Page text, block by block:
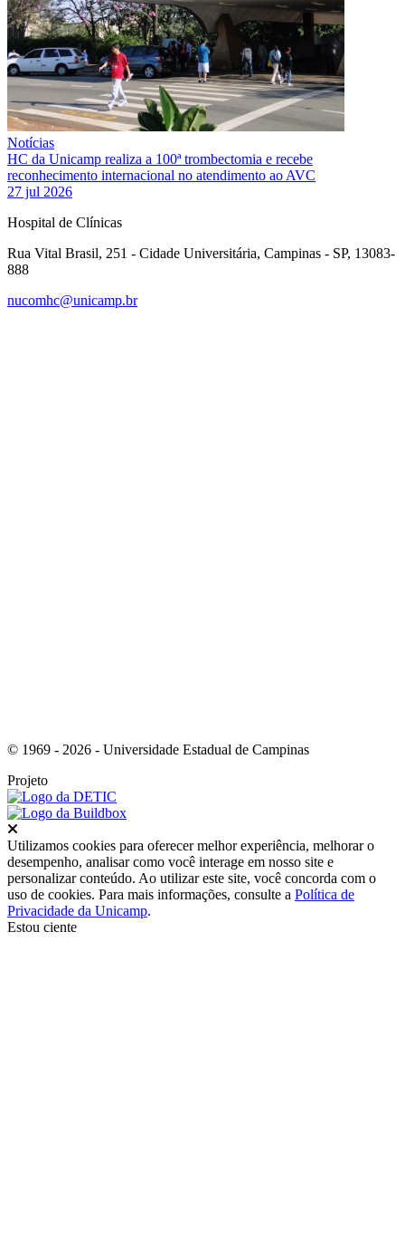
Notícias
HC da Unicamp realiza a 100ª trombectomia e recebe
reconhecimento internacional no atendimento ao AVC
27 jul 2026
Hospital de Clínicas
Rua Vital Brasil, 251 - Cidade Universitária, Campinas - SP, 13083-
888
nucomhc@unicamp.br
© 1969 - 2026 - Universidade Estadual de Campinas
Projeto
Utilizamos cookies para oferecer melhor experiência, melhorar o
desempenho, analisar como você interage em nosso site e
personalizar conteúdo. Ao utilizar este site, você concorda com o
uso de cookies. Para mais informações, consulte a Política de
Privacidade da Unicamp.
Estou ciente